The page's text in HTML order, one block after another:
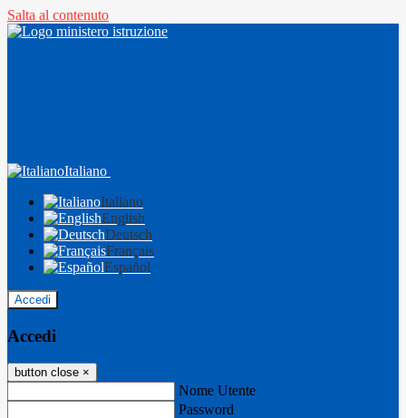
Salta al contenuto
Italiano
Italiano
English
Deutsch
Français
Español
Accedi
Accedi
button close ×
Nome Utente
Password